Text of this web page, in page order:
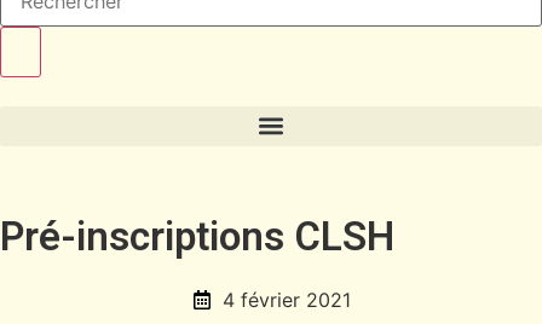
Pré-inscriptions CLSH
4 février 2021